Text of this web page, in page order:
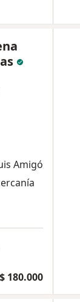
Amigó
$ 180.000